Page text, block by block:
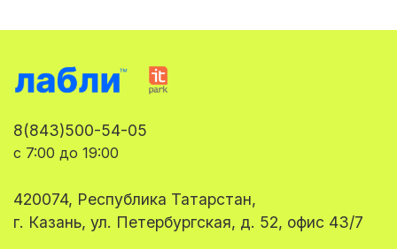
8(843)500-54-05
с 7:00 до 19:00
420074, Республика Татарстан,
г. Казань, ул. Петербургская, д. 52, офис 43/7